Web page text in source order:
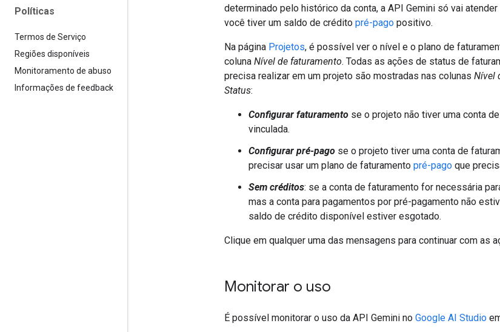
Políticas
Termos de Serviço
Regiões disponíveis
Monitoramento de abuso
Informações de feedback
determinado pelo histórico da conta, a API Gemini só vai
você tiver um saldo de crédito pré-pago positivo.
Na página Projetos, é possível ver o nível e o plano de
coluna Nível de faturamento. Todas as ações de status de
precisa realizar em um projeto são mostradas nas colunas Nível
Status:
Configurar faturamento se o projeto não tiver uma conta
vinculada.
Configurar pré-pago se o projeto tiver uma conta de
precisar usar um plano de faturamento pré-pago que
Sem créditos: se a conta de faturamento for necessária
mas a conta para pagamentos por pré-pagamento não
saldo de crédito disponível estiver esgotado.
Clique em qualquer uma das mensagens para continuar com as
Monitorar o uso
É possível monitorar o uso da API Gemini no Google AI Studio